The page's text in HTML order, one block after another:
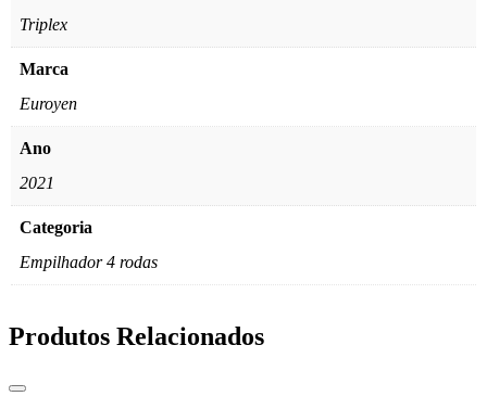
Triplex
Marca
Euroyen
Ano
2021
Categoria
Empilhador 4 rodas
Produtos Relacionados